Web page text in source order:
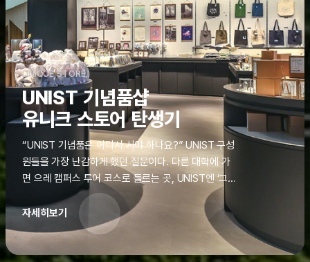
UNIQUE STORE
UNIST 기념품샵
유니크 스토어 탄생기
“UNIST 기념품은 어디서 사야 하나요?” UNIST 구성
원들을 가장 난감하게 했던 질문이다. 다른 대학에 가
면 으레 캠퍼스 투어 코스로 들르는 곳, UNIST엔 ‘그
것’이 없었다. 학교 탐방을 왔던 고등학생도, 자녀를 방
문하러 온 학부모도 빈손으로 돌려보내야 했던 아쉬움
을 달래줄 공간이 ‘유니크 스토어(UNIQUE
STORE)’라는 이름으로 지난해 11월 문을 열었다.
자세히보기